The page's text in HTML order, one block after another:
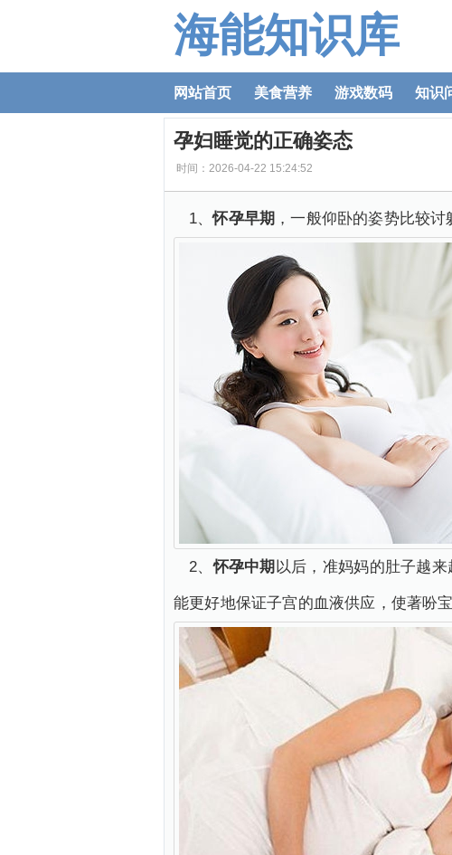
海能知识库
网站首页 美食营养 游戏数码 知识
孕妇睡觉的正确姿态
时间：2026-04-22 15:24:52
1、怀孕早期 ，一般仰卧的姿势比较
2、怀孕中期 以后，准妈妈的肚子越
能更好地保证子宫的血液供应，使著吩